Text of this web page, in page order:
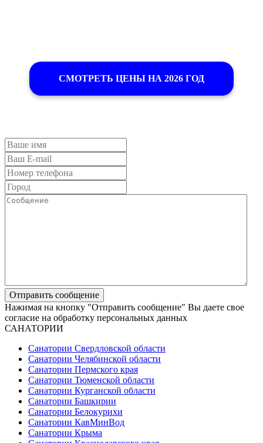
СМОТРЕТЬ ЦЕНЫ НА 2026 ГОД
Нажимая на кнопку "Отправить сообщение" Вы даете свое
согласие на обработку персональных данных
САНАТОРИИ
Санатории Свердловской области
Санатории Челябинской области
Санатории Пермского края
Санатории Тюменской области
Санатории Курганской области
Санатории Башкирии
Санатории Белокурихи
Санатории КавМинВод
Санатории Крыма